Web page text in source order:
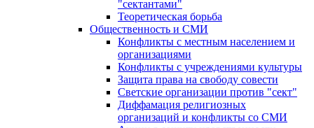
"сектантами"
Теоретическая борьба
Общественность и СМИ
Конфликты с местным населением и
организациями
Конфликты с учреждениями культуры
Защита права на свободу совести
Светские организации против "сект"
Диффамация религиозных
организаций и конфликты со СМИ